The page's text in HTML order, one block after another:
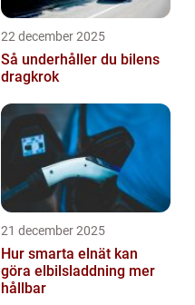
22 december 2025
Så underhåller du bilens
dragkrok
21 december 2025
Hur smarta elnät kan
göra elbilsladdning mer
hållbar